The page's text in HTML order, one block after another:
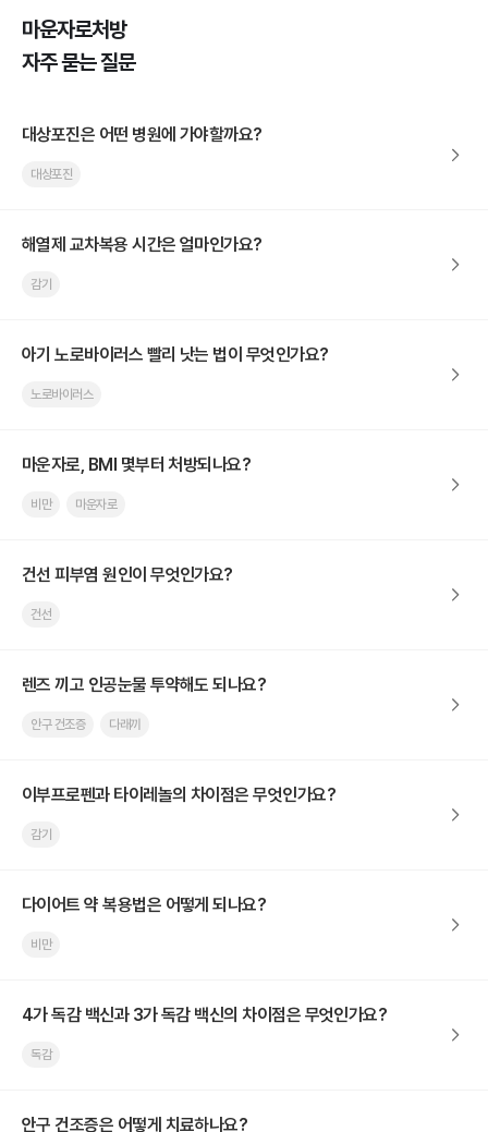
마운자로처방
자주 묻는 질문
대상포진은 어떤 병원에 가야할까요?
대상포진
해열제 교차복용 시간은 얼마인가요?
감기
아기 노로바이러스 빨리 낫는 법이 무엇인가요?
노로바이러스
마운자로, BMI 몇부터 처방되나요?
비만 마운자로
건선 피부염 원인이 무엇인가요?
건선
렌즈 끼고 인공눈물 투약해도 되나요?
안구 건조증 다래끼
이부프로펜과 타이레놀의 차이점은 무엇인가요?
감기
다이어트 약 복용법은 어떻게 되나요?
비만
4가 독감 백신과 3가 독감 백신의 차이점은 무엇인가요?
독감
안구 건조증은 어떻게 치료하나요?